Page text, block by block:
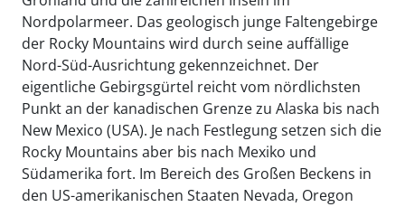
Nordpolarmeer. Das geologisch junge Faltengebirge
der Rocky Mountains wird durch seine auffällige
Nord-Süd-Ausrichtung gekennzeichnet. Der
eigentliche Gebirgsgürtel reicht vom nördlichsten
Punkt an der kanadischen Grenze zu Alaska bis nach
New Mexico (USA). Je nach Festlegung setzen sich die
Rocky Mountains aber bis nach Mexiko und
Südamerika fort. Im Bereich des Großen Beckens in
den US-amerikanischen Staaten Nevada, Oregon